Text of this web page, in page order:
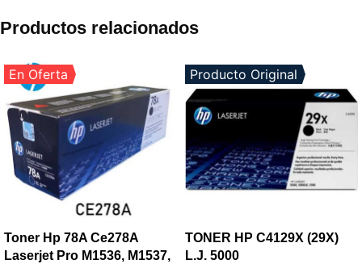
Productos relacionados
En Oferta
Toner Hp 78A Ce278A
Laserjet Pro M1536, M1537,
Producto Original
TONER HP C4129X (29X)
L.J. 5000